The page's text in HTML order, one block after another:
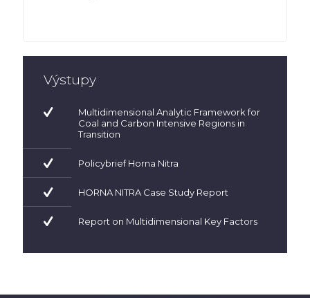
Výstupy
Multidimensional Analytic Framework for
Coal and Carbon Intensive Regions in
Transition
Policybrief Horna Nitra
HORNA NITRA Case Study Report
Report on Multidimensional Key Factors